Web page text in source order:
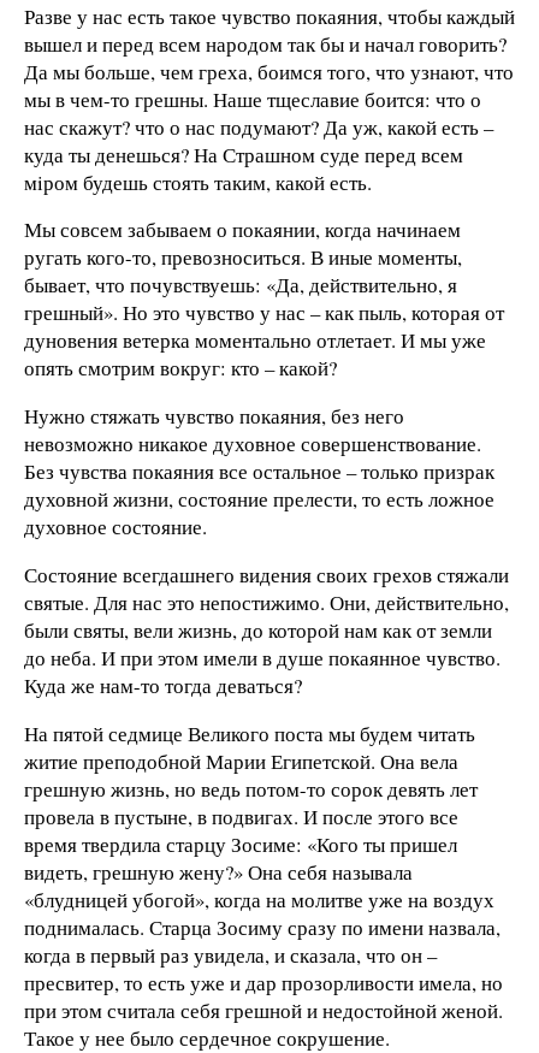
Разве у нас есть такое чувство покаяния, чтобы каждый
вышел и перед всем народом так бы и начал говорить?
Да мы больше, чем греха, боимся того, что узнают, что
мы в чем-то грешны. Наше тщеславие боится: что о
нас скажут? что о нас подумают? Да уж, какой есть –
куда ты денешься? На Страшном суде перед всем
мiром будешь стоять таким, какой есть.
Мы совсем забываем о покаянии, когда начинаем
ругать кого-то, превозноситься. В иные моменты,
бывает, что почувствуешь: «Да, действительно, я
грешный». Но это чувство у нас – как пыль, которая от
дуновения ветерка моментально отлетает. И мы уже
опять смотрим вокруг: кто – какой?
Нужно стяжать чувство покаяния, без него
невозможно никакое духовное совершенствование.
Без чувства покаяния все остальное – только призрак
духовной жизни, состояние прелести, то есть ложное
духовное состояние.
Состояние всегдашнего видения своих грехов стяжали
святые. Для нас это непостижимо. Они, действительно,
были святы, вели жизнь, до которой нам как от земли
до неба. И при этом имели в душе покаянное чувство.
Куда же нам-то тогда деваться?
На пятой седмице Великого поста мы будем читать
житие преподобной Марии Египетской. Она вела
грешную жизнь, но ведь потом-то сорок девять лет
провела в пустыне, в подвигах. И после этого все
время твердила старцу Зосиме: «Кого ты пришел
видеть, грешную жену?» Она себя называла
«блудницей убогой», когда на молитве уже на воздух
поднималась. Старца Зосиму сразу по имени назвала,
когда в первый раз увидела, и сказала, что он –
пресвитер, то есть уже и дар прозорливости имела, но
при этом считала себя грешной и недостойной женой.
Такое у нее было сердечное сокрушение.